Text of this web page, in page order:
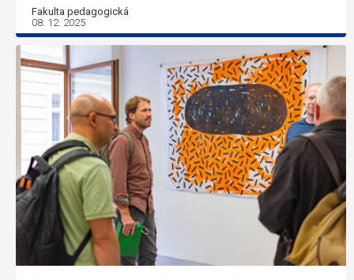
Fakulta pedagogická
08. 12. 2025